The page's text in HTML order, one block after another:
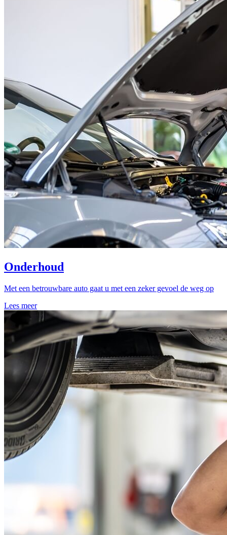
Onderhoud
Met een betrouwbare auto gaat u met een zeker gevoel de weg op
Lees meer